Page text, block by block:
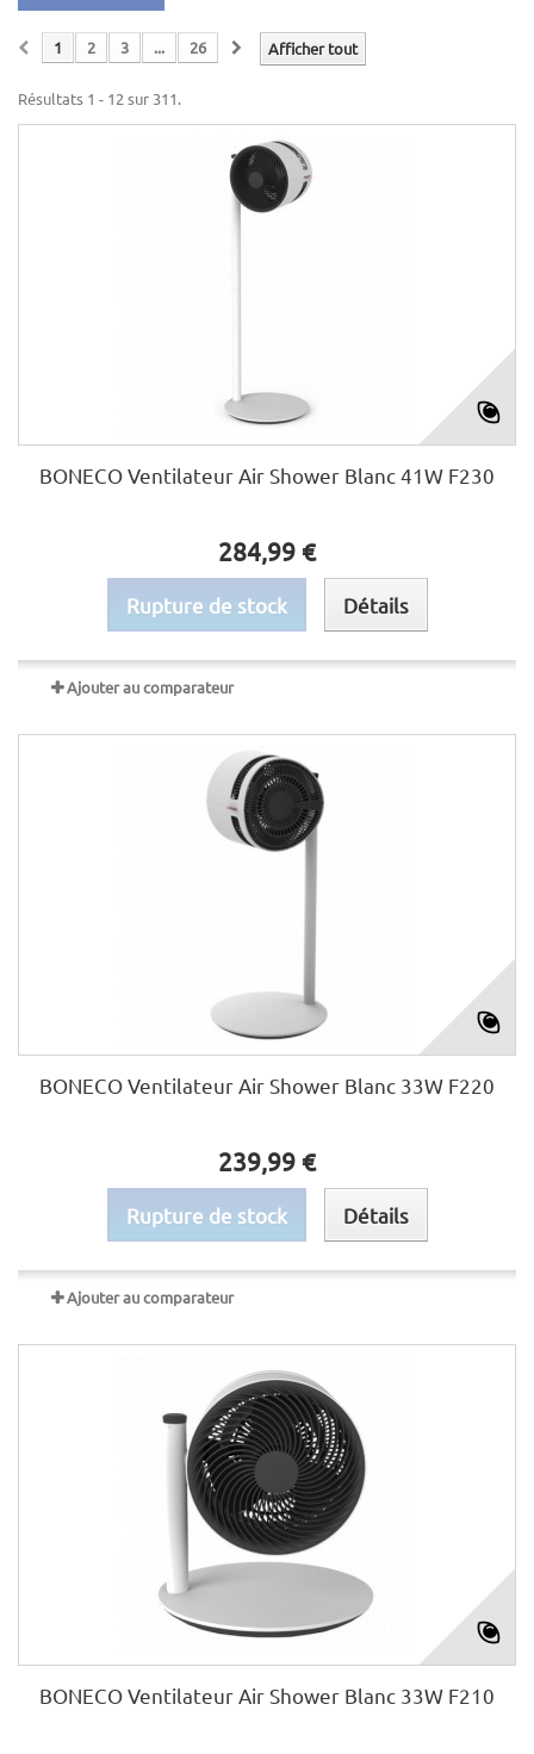
Afficher tout
1 2 3 ... 26
Résultats 1 - 12 sur 311.
BONECO Ventilateur Air Shower Blanc 41W F230
284,99 €
Rupture de stock Détails
Ajouter au comparateur
BONECO Ventilateur Air Shower Blanc 33W F220
239,99 €
Rupture de stock Détails
Ajouter au comparateur
BONECO Ventilateur Air Shower Blanc 33W F210